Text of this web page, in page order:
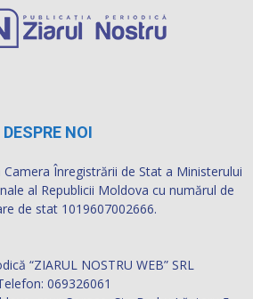
DESPRE NOI
Înregistrării de Stat a Ministerului
al Republicii Moldova cu numărul de
de stat 1019607002666.
“ZIARUL NOSTRU WEB” SRL
069326061